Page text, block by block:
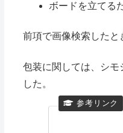
ボードを立てる
前項で画像検索したと
包装に関しては、シモ
した。